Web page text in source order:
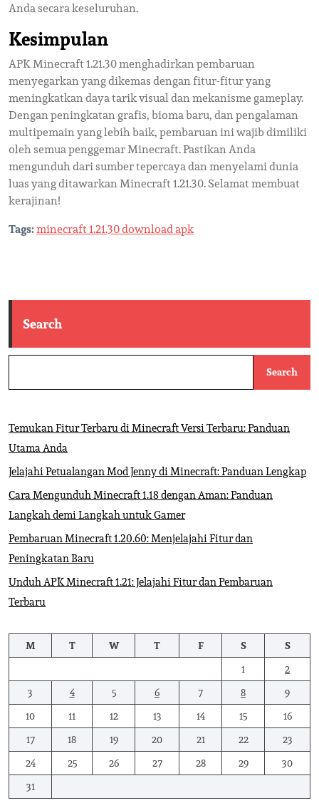
Anda secara keseluruhan.
Kesimpulan
APK Minecraft 1.21.30 menghadirkan pembaruan
menyegarkan yang dikemas dengan fitur-fitur yang
meningkatkan daya tarik visual dan mekanisme gameplay.
Dengan peningkatan grafis, bioma baru, dan pengalaman
multipemain yang lebih baik, pembaruan ini wajib dimiliki
oleh semua penggemar Minecraft. Pastikan Anda
mengunduh dari sumber tepercaya dan menyelami dunia
luas yang ditawarkan Minecraft 1.21.30. Selamat membuat
kerajinan!
Tags:minecraft 1.21.30 download apk
Search
Search
Temukan Fitur Terbaru di Minecraft Versi Terbaru: Panduan
Utama Anda
Jelajahi Petualangan Mod Jenny di Minecraft: Panduan Lengkap
Cara Mengunduh Minecraft 1.18 dengan Aman: Panduan
Langkah demi Langkah untuk Gamer
Pembaruan Minecraft 1.20.60: Menjelajahi Fitur dan
Peningkatan Baru
Unduh APK Minecraft 1.21: Jelajahi Fitur dan Pembaruan
Terbaru
M T W T F S
S
1
2
3
4 5 6 7 8
9
10
11 12 13 14 15
16
17
18 19 20 21 22
23
24
25 26 27 28 29
30
31